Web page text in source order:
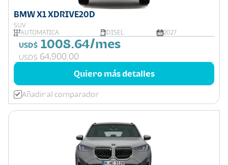
BMW X1 XDRIVE20D
SUV
AUTOMÁTICA
DISEL 2027
USD$ 1008.64/mes
USD$ 64,900.00
Quiero más detalles
Añadir al comparador